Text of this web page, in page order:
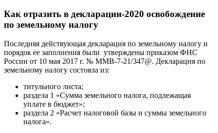
Как отразить в декларации-2020 освобождение
по земельному налогу
Последняя действующая декларация по земельному налогу и
порядок ее заполнения были утверждены приказом ФНС
России от 10 мая 2017 г. № ММВ-7-21/347@. Декларация по
земельному налогу состояла из:
титульного листа;
раздела 1 «Сумма земельного налога, подлежащая
уплате в бюджет»;
раздела 2 «Расчет налоговой базы и суммы земельного
налога».